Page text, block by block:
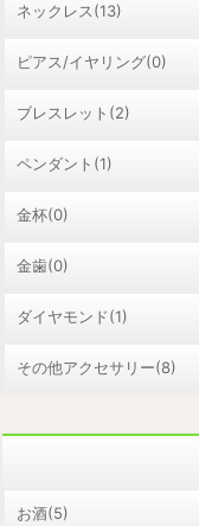
ネックレス(13)
ピアス/イヤリング(0)
ブレスレット(2)
ペンダント(1)
金杯(0)
金歯(0)
ダイヤモンド(1)
その他アクセサリー(8)
お酒(5)